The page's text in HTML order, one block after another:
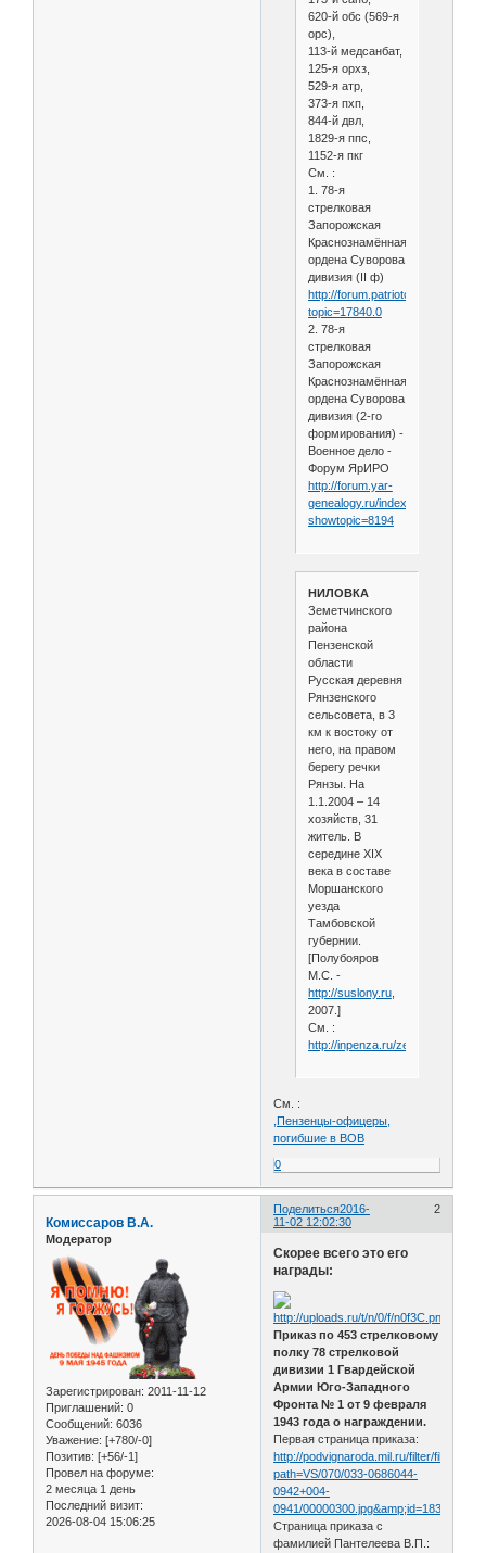
620-й обс (569-я
орс),
113-й медсанбат,
125-я орхз,
529-я атр,
373-я пхп,
844-й двл,
1829-я ппс,
1152-я пкг
См. :
1. 78-я
стрелковая
Запорожская
Краснознамённая
ордена Суворова
дивизия (II ф)
http://forum.patriotcenter.ru/
topic=17840.0
2. 78-я
стрелковая
Запорожская
Краснознамённая
ордена Суворова
дивизия (2-го
формирования) -
Военное дело -
Форум ЯрИРО
http://forum.yar-
genealogy.ru/index.php?
showtopic=8194
НИЛОВКА
Земетчинского
района
Пензенской
области
Русская деревня
Рянзенского
сельсовета, в 3
км к востоку от
него, на правом
берегу речки
Рянзы. На
1.1.2004 – 14
хозяйств, 31
житель. В
середине XIX
века в составе
Моршанского
уезда
Тамбовской
губернии.
[Полубояров
М.С. -
http://suslony.ru,
2007.]
См. :
http://inpenza.ru/zemetchino/
См. :
,Пензенцы-офицеры,
погибшие в ВОВ
0
Поделиться 2
2016-
11-02 12:02:30
Комиссаров В.А.
Модератор
Зарегистрирован: 2011-11-12
Приглашений: 0
Сообщений: 6036
Уважение: [+780/-0]
Позитив: [+56/-1]
Провел на форуме:
2 месяца 1 день
Последний визит:
2026-08-04 15:06:25
Скорее всего это его
награды:
Приказ по 453 стрелковому
полку 78 стрелковой
дивизии 1 Гвардейской
Армии Юго-Западного
Фронта № 1 от 9 февраля
1943 года о награждении.
Первая страница приказа:
http://podvignaroda.mil.ru/filter/
path=VS/070/033-0686044-
0942+004-
0941/
Страница приказа с
фамилией Пантелеева В.П.: